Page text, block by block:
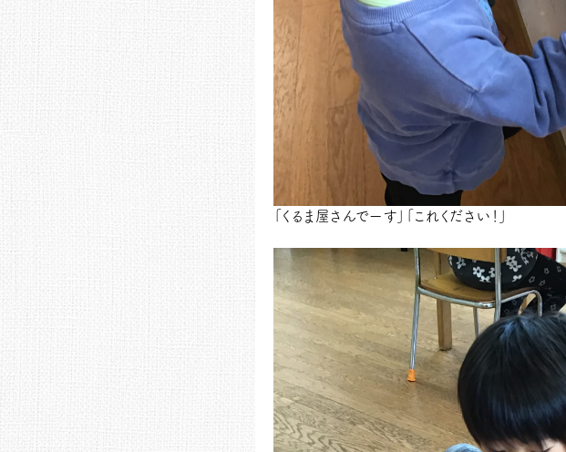
「くるま屋さんでーす」「これください！」